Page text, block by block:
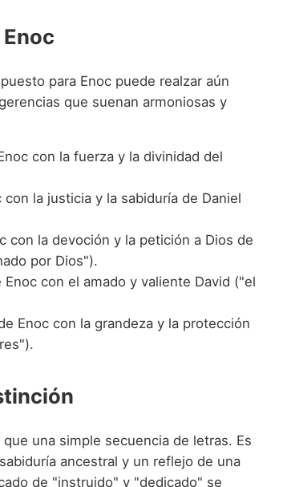
para Enoc puede realzar aún
que suenan armoniosas y
con la fuerza y la divinidad del
la justicia y la sabiduría de Daniel
con la devoción y la petición a Dios de
por Dios").
con el amado y valiente David ("el
Enoc con la grandeza y la protección
una simple secuencia de letras. Es
ancestral y un reflejo de una
de "instruido" y "dedicado" se